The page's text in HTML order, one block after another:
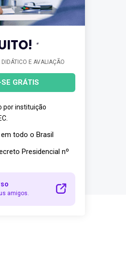
*
E AVALIAÇÃO
GRÁTIS
por instituição
todo o Brasil
Presidencial nº
amigos.